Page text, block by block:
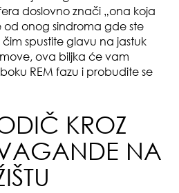
doslovno znači „ona koja
od onog sindroma gde ste
spustite glavu na jastuk
ova biljka će vam
REM fazu i probudite se
KROZ
NA